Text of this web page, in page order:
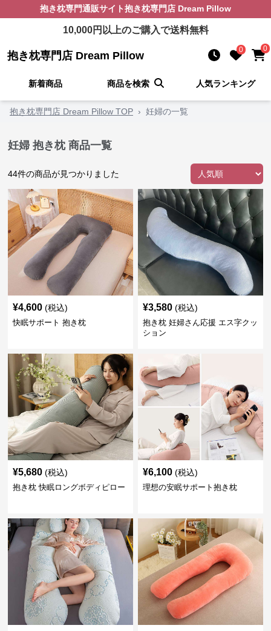
抱き枕専門通販サイト抱き枕専門店 Dream Pillow
10,000円以上のご購入で送料無料
抱き枕専門店 Dream Pillow 0 0
新着商品 商品を検索 人気ランキング
抱き枕専門店 Dream Pillow TOP › 妊婦の一覧
妊婦 抱き枕 商品一覧
44件の商品が見つかりました
¥4,600 (税込)
快眠サポート 抱き枕
¥3,580 (税込)
抱き枕 妊婦さん応援 エス字クッ
ション
¥5,680 (税込)
抱き枕 快眠ロングボディピロー
¥6,100 (税込)
理想の安眠サポート抱き枕